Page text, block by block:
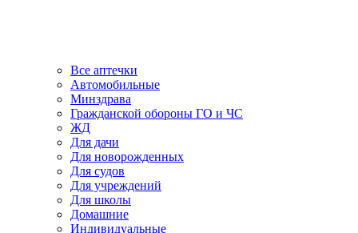
Все аптечки
Автомобильные
Минздрава
Гражданской обороны ГО и ЧС
ЖД
Для дачи
Для новорожденных
Для судов
Для учреждений
Для школы
Домашние
Индивидуальные